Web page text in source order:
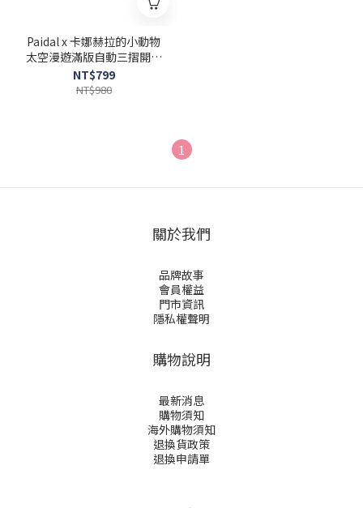
Paidal x 卡娜赫拉的小動物
太空漫遊滿版自動三摺開收
傘-藍
NT$799
NT$980
1
關於我們
品牌故事
會員權益
門市資訊
隱私權聲明
購物說明
最新消息
購物須知
海外購物須知
退換貨政策
退換申請單